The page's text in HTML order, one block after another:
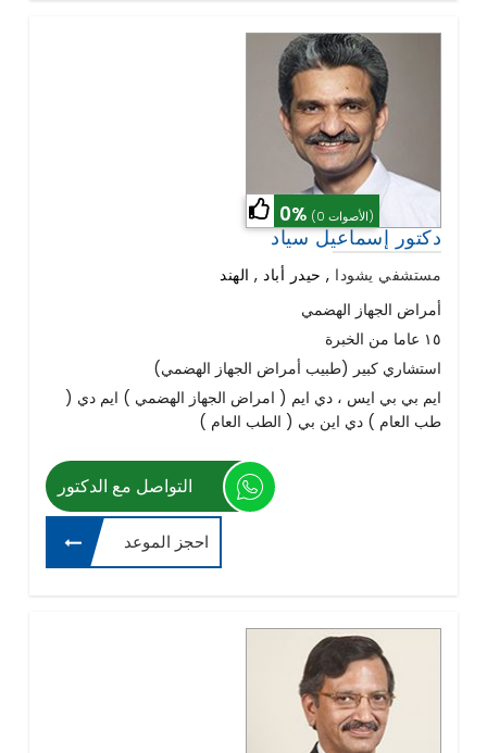
0% (0 الأصوات)
دكتور إسماعيل سياد
مستشفي يشودا , حيدر أباد , الهند
أمراض الجهاز الهضمي
١٥ عاما من الخبرة
استشاري كبير (طبيب أمراض الجهاز الهضمي)
ايم بي بي ايس ، دي ايم ( امراض الجهاز الهضمي ) ايم دي (
طب العام ) دي اين بي ( الطب العام )
التواصل مع الدكتور
احجز الموعد